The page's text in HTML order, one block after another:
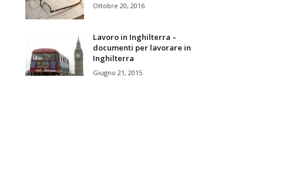
Ottobre 20, 2016
Lavoro in Inghilterra –
documenti per lavorare in
Inghilterra
Giugno 21, 2015